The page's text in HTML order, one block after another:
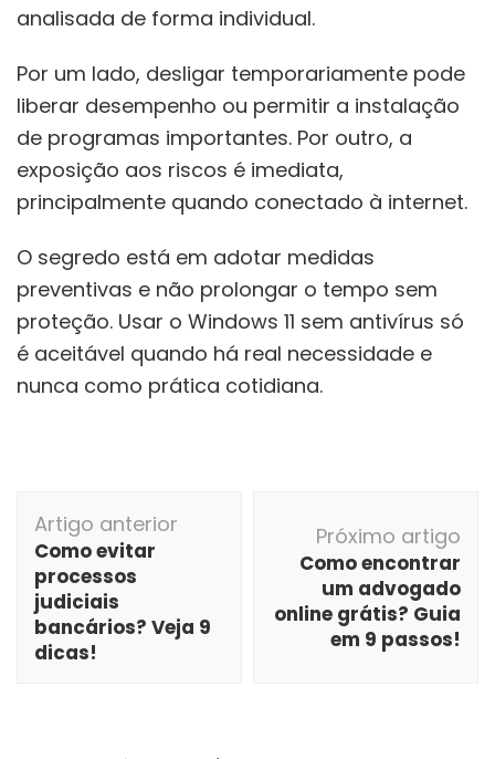
analisada de forma individual.
Por um lado, desligar temporariamente pode
liberar desempenho ou permitir a instalação
de programas importantes. Por outro, a
exposição aos riscos é imediata,
principalmente quando conectado à internet.
O segredo está em adotar medidas
preventivas e não prolongar o tempo sem
proteção. Usar o Windows 11 sem antivírus só
é aceitável quando há real necessidade e
nunca como prática cotidiana.
Navegação
de
post
Artigo anterior
Como evitar
processos
judiciais
bancários? Veja 9
dicas!
Próximo artigo
Como encontrar
um advogado
online grátis? Guia
em 9 passos!